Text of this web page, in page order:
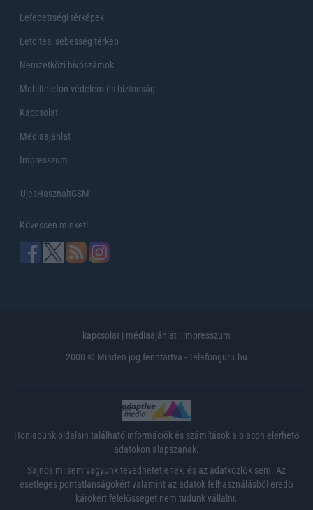
Lefedettségi térképek
Letöltési sebesség térkép
Nemzetközi hívószámok
Mobiltelefon védelem és biztonság
Kapcsolat
Médiaajánlat
Impresszum
UjesHasznaltGSM
Kövessen minket!
kapcsolat | médiaajánlat | impresszum
2000 © Minden jog fenntartva - Telefonguru.hu
Honlapunk oldalain található információk és számítások a piacon elérhető
adatokon alapszanak.
Sajnos mi sem vagyunk tévedhetetlenek, és az adatközlők sem. Az
esetleges pontatlanságokért valamint az adatok felhasználásból eredő
károkért felelősséget nem tudunk vállalni.